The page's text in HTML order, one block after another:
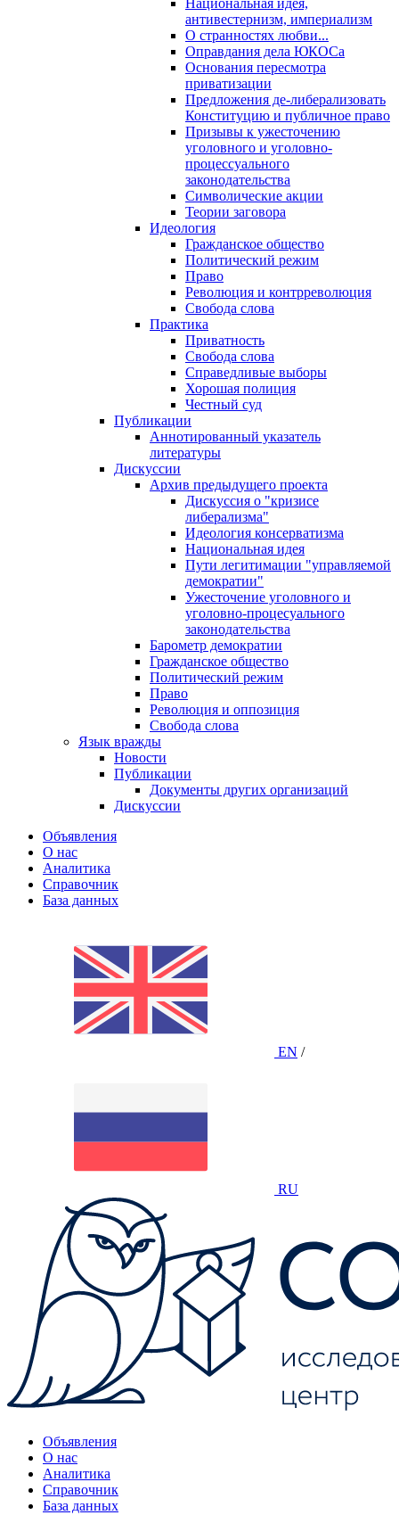
Национальная идея,
антивестернизм, империализм
О странностях любви...
Оправдания дела ЮКОСа
Основания пересмотра
приватизации
Предложения де-либерализовать
Конституцию и публичное право
Призывы к ужесточению
уголовного и уголовно-
процессуального
законодательства
Символические акции
Теории заговора
Идеология
Гражданское общество
Политический режим
Право
Революция и контрреволюция
Свобода слова
Практика
Приватность
Свобода слова
Справедливые выборы
Хорошая полиция
Честный суд
Публикации
Аннотированный указатель
литературы
Дискуссии
Архив предыдущего проекта
Дискуссия о "кризисе
либерализма"
Идеология консерватизма
Национальная идея
Пути легитимации "управляемой
демократии"
Ужесточение уголовного и
уголовно-процесуального
законодательства
Барометр демократии
Гражданское общество
Политический режим
Право
Революция и оппозиция
Свобода слова
Язык вражды
Новости
Публикации
Документы других организаций
Дискуссии
Объявления
О нас
Аналитика
Справочник
База данных
EN /
RU
Объявления
О нас
Аналитика
Справочник
База данных